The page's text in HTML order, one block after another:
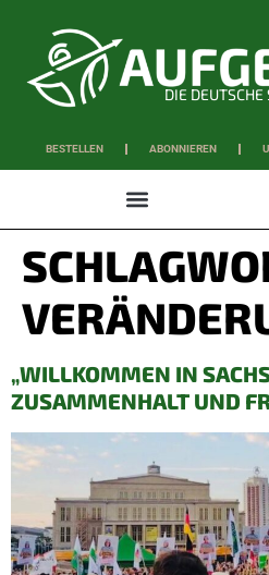
DIE
BESTELLEN ABONNIEREN
„WILLKOMMEN IN
ZUSAMMENHALT UND